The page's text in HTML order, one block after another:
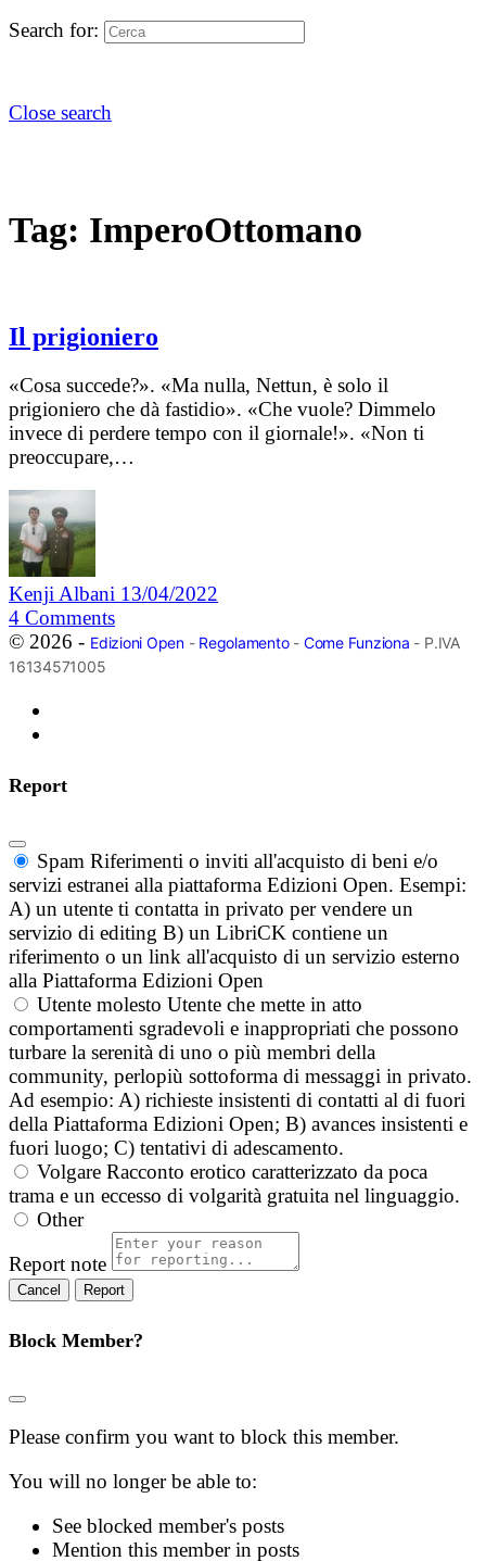
Search for:
Close search
Tag: ImperoOttomano
Il prigioniero
«Cosa succede?». «Ma nulla, Nettun, è solo il
prigioniero che dà fastidio». «Che vuole? Dimmelo
invece di perdere tempo con il giornale!». «Non ti
preoccupare,…
Kenji Albani 13/04/2022
4 Comments
© 2026 - Edizioni Open- Regolamento- Come Funziona - P.IVA
16134571005
Report
Spam Riferimenti o inviti all'acquisto di beni e/o
servizi estranei alla piattaforma Edizioni Open. Esempi:
A) un utente ti contatta in privato per vendere un
servizio di editing B) un LibriCK contiene un
riferimento o un link all'acquisto di un servizio esterno
alla Piattaforma Edizioni Open
Utente molesto Utente che mette in atto
comportamenti sgradevoli e inappropriati che possono
turbare la serenità di uno o più membri della
community, perlopiù sottoforma di messaggi in privato.
Ad esempio: A) richieste insistenti di contatti al di fuori
della Piattaforma Edizioni Open; B) avances insistenti e
fuori luogo; C) tentativi di adescamento.
Volgare Racconto erotico caratterizzato da poca
trama e un eccesso di volgarità gratuita nel linguaggio.
Other
Report note
Report
Block Member?
Please confirm you want to block this member.
You will no longer be able to:
See blocked member's posts
Mention this member in posts